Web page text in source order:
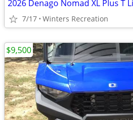
7/17 Winters Recreation
$9,500